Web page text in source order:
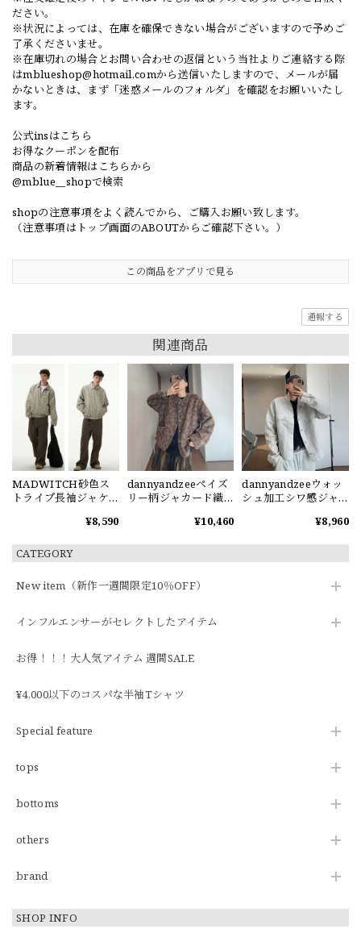
CATEGORY
New item（新作一週間限定10％OFF）
インフルエンサーがセレクトしたアイテム
お得！！！大人気アイテム 週間SALE
¥4,000以下のコスパな半袖Tシャツ
Special feature
tops
bottoms
others
brand
SHOP INFO
ださい。
※状況によっては、在庫を確保できない場合がございますので予めご
了承くださいませ。
※在庫切れの場合とお問い合わせの返信という当社よりご連絡する際
はmblueshop@hotmail.comから送信いたしますので、メールが届
かないときは、まず「迷惑メールのフォルダ」を確認をお願いいたし
ます。
公式insはこちら
お得なクーポンを配布
商品の新着情報はこちらから
@mblue__shopで検索
shopの注意事項をよく読んでから、ご購入お願い致します。
（注意事項はトップ画面のABOUTからご確認下さい。）
この商品をアプリで見る
通報する
関連商品
MADWITCH砂色ス
トライプ長袖ジャケ
¥8,590
dannyandzeeペイズ
リー柄ジャカード織
¥10,460
dannyandzeeウォッ
シュ加工シワ感ジャ
¥8,960